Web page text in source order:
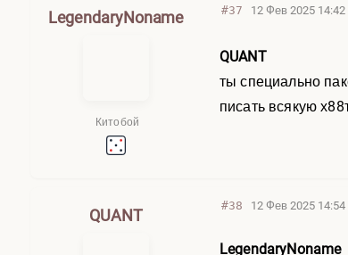
LegendaryNoname
Китобой
#37 12 Фев 2025 14:42
QUANT
ты специально
писать всякую
QUANT
#38 12 Фев 2025 14:54
LegendaryNoname